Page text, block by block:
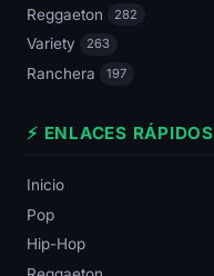
Reggaeton 282
Variety 263
Ranchera 197
⚡ ENLACES RÁPIDOS
Inicio
Pop
Hip-Hop